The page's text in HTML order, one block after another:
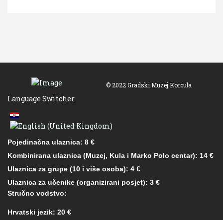
© 2022 Gradski Muzej Korcula
Language Switcher
Pojedinačna ulaznica: 8 €
Kombinirana ulaznica (Muzej, Kula i Marko Polo centar): 14 €
Ulaznica za grupe (10 i više osoba): 4 €
Ulaznica za učenike (organizirani posjet): 3 €
Stručno vodstvo:
Hrvatski jezik: 20 €